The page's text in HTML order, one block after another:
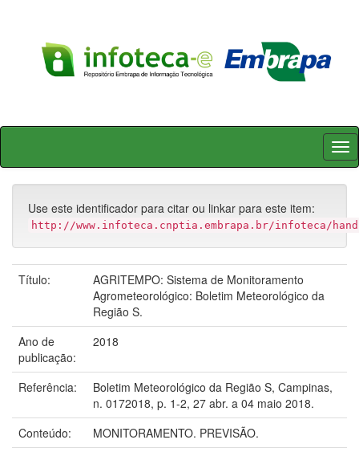
Skip
Use este identificador para citar ou linkar para este item:
http://www.infoteca.cnptia.embrapa.br/infoteca/
Título:
AGRITEMPO: Sistema de Monitoramento
Agrometeorológico: Boletim Meteorológico da
Região S.
Ano de
publicação:
2018
Referência:
Boletim Meteorológico da Região S, Campinas,
n. 0172018, p. 1-2, 27 abr. a 04 maio 2018.
Conteúdo:
MONITORAMENTO. PREVISÃO.